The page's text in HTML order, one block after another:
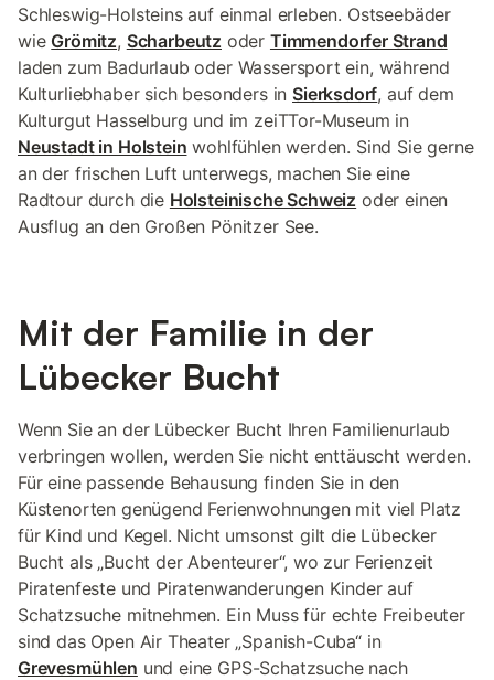
Schleswig-Holsteins auf einmal erleben. Ostseebäder
wie Grömitz, Scharbeutz oder Timmendorfer Strand
laden zum Badurlaub oder Wassersport ein, während
Kulturliebhaber sich besonders in Sierksdorf, auf dem
Kulturgut Hasselburg und im zeiTTor-Museum in
Neustadt in Holstein wohlfühlen werden. Sind Sie gerne
an der frischen Luft unterwegs, machen Sie eine
Radtour durch die Holsteinische Schweiz oder einen
Ausflug an den Großen Pönitzer See.
Mit der Familie in der
Lübecker Bucht
Wenn Sie an der Lübecker Bucht Ihren Familienurlaub
verbringen wollen, werden Sie nicht enttäuscht werden.
Für eine passende Behausung finden Sie in den
Küstenorten genügend Ferienwohnungen mit viel Platz
für Kind und Kegel. Nicht umsonst gilt die Lübecker
Bucht als „Bucht der Abenteurer“, wo zur Ferienzeit
Piratenfeste und Piratenwanderungen Kinder auf
Schatzsuche mitnehmen. Ein Muss für echte Freibeuter
sind das Open Air Theater „Spanish-Cuba“ in
Grevesmühlen und eine GPS-Schatzsuche nach